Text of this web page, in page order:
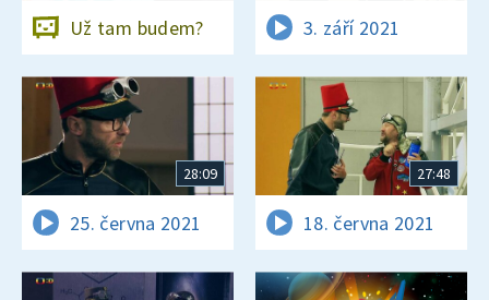
Už tam budem? 3. září 2021
28:09
25. června 2021
27:48
18. června 2021